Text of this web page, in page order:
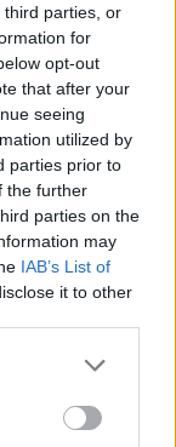
third parties, or
for
opt-out
that after your
seeing
utilized by
parties prior to
the further
parties on the
may
IAB’s List of
it to other
more Google
may click to
party tags to
az új
legnyugatibb
a legidősebb
korukban térnek
egy nedves,
más